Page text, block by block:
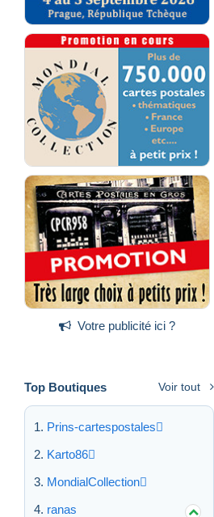
Votre publicité ici ?
Top Boutiques Voir tout
Prins-cartespostales
Karto86
MondialCollection
ranas